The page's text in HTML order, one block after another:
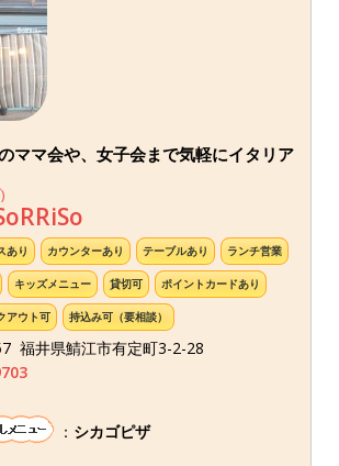
ママ会や、女子会まで気軽にイタリア
あり カウンターあり テーブルあり ランチ営業
キッズメニュー 貸切可 ポイントカードあり
アウト可 持込み可（要相談）
福井県鯖江市有定町3-2-28
： シカゴピザ